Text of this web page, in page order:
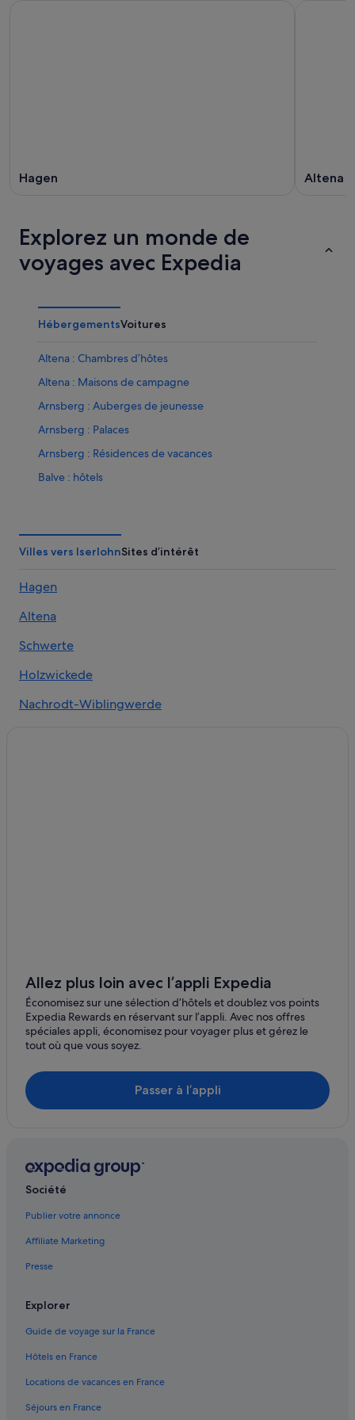
Hagen Altena
Explorez un monde de
voyages avec Expedia
HébergementsVoitures
Altena : Chambres d’hôtes
Altena : Maisons de campagne
Arnsberg : Auberges de jeunesse
Arnsberg : Palaces
Arnsberg : Résidences de vacances
Balve : hôtels
animaux de compagnie
Centre-Ville de Dortmund : hôtels Hôtels d’affaires
Centre-Ville de Dortmund : hôtels
Dortmund : Appart’hôtels
Dortmund : hôtels Hôtels avec spa
Dortmund : hôtels Hôtels pas chers
Dortmund : hôtels Séjours réservés aux adultes
Dortmund : hôtels
Dortmund : Maisons de campagne
Eving : hôtels
Fröndenberg/Ruhr : Résidences de vacances
Gare centrale de Dortmund : Auberges de jeunesse
Gare centrale de Dortmund : hôtels à proximité
Gare de Dortmund-Hörde : hôtels à proximité
Gare de Witten-Annen Nord S-Bahn : Pensions
Hagen : Appart’hôtels
Hagen-Hohenlimburg : hôtels
Hagen : hôtels Hôtels acceptant les animaux de
Villes vers IserlohnSites d’intérêt
Hagen
Altena
Schwerte
Holzwickede
Nachrodt-Wiblingwerde
Allez plus loin avec l’appli Expedia
Économisez sur une sélection d’hôtels et doublez vos points
Expedia Rewards en réservant sur l’appli. Avec nos offres
spéciales appli, économisez pour voyager plus et gérez le
tout où que vous soyez.
Passer à l’appli
Société
Publier votre annonce
Affiliate Marketing
Presse
Explorer
Guide de voyage sur la France
Hôtels en France
Locations de vacances en France
Séjours en France